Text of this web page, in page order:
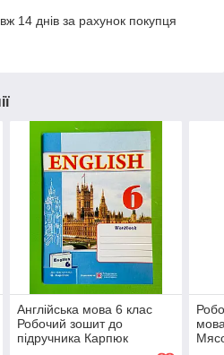
14 днів за рахунок покупця
Англійська мова 6 клас
Робочий зошит до
підручника Карпюк